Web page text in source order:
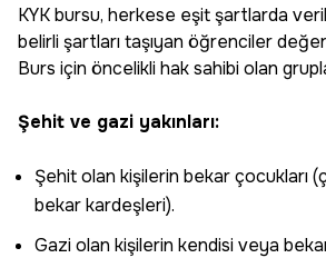
KYK bursu, herkese eşit şartlarda
belirli şartları taşıyan öğrenciler
Burs için öncelikli hak sahibi olan
Şehit ve gazi yakınları:
Şehit olan kişilerin bekar çocukları
bekar kardeşleri).
Gazi olan kişilerin kendisi veya